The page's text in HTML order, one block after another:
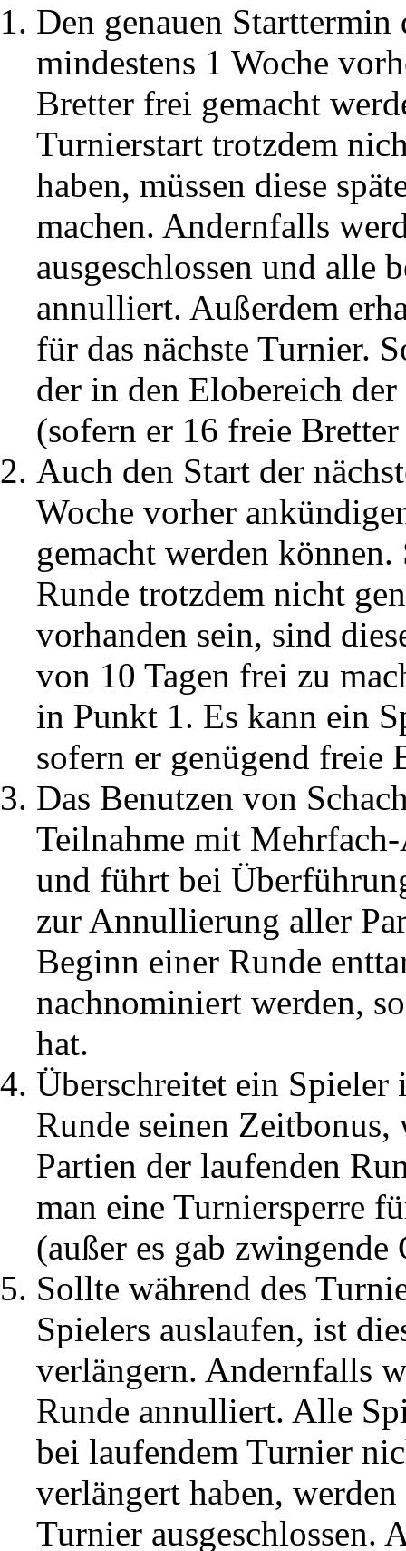
Den genauen
mindestens 1 Woche
Bretter frei gemacht
Turnierstart trotzdem
haben, müssen diese
machen. Andernfalls
ausgeschlossen und alle
annulliert. Außerdem
für das nächste Turnier.
der in den Elobereich
(sofern er 16 freie
Auch den Start der
Woche vorher
gemacht werden
Runde trotzdem nicht
vorhanden sein, sind
von 10 Tagen frei zu
in Punkt 1. Es kann ein
sofern er genügend freie
Das Benutzen von
Teilnahme mit
und führt bei
zur Annullierung aller
Beginn einer Runde
nachnominiert werden,
hat.
Überschreitet ein Spieler
Runde seinen Zeitbonus,
Partien der laufenden
man eine Turniersperre
(außer es gab zwingende
Sollte während des
Spielers auslaufen, ist
verlängern. Andernfalls
Runde annulliert. Alle
bei laufendem Turnier
verlängert haben,
Turnier ausgeschlossen.